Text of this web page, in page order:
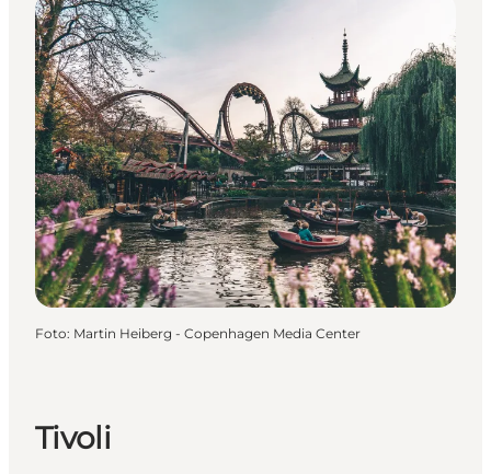
Foto: Martin Heiberg - Copenhagen Media Center
Tivoli